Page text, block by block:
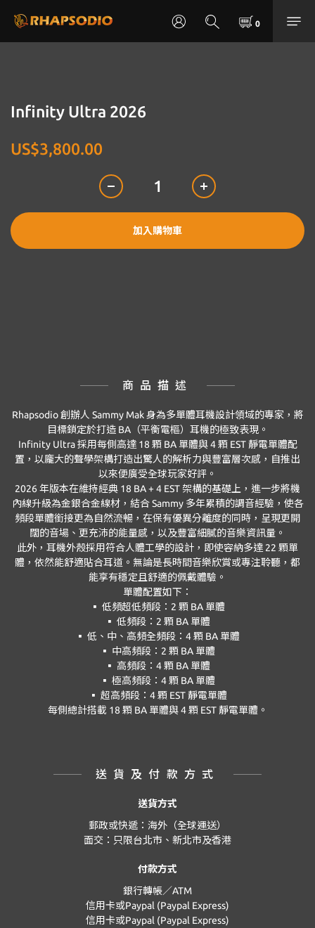
Infinity Ultra 2026
US$3,800.00
加入購物車
商品描述
Rhapsodio 創辦人 Sammy Mak 身為多單體耳機設計領域的專家，將
目標鎖定於打造 BA（平衡電樞）耳機的極致表現。
Infinity Ultra 採用每側高達 18 顆 BA 單體與 4 顆 EST 靜電單體配
置，以龐大的聲學架構打造出驚人的解析力與豐富層次感，自推出
以來便廣受全球玩家好評。
2026 年版本在維持經典 18 BA + 4 EST 架構的基礎上，進一步將機
內線升級為金銀合金線材，結合 Sammy 多年累積的調音經驗，使各
頻段單體銜接更為自然流暢，在保有優異分離度的同時，呈現更開
闊的音場、更充沛的能量感，以及豐富細膩的音樂資訊量。
此外，耳機外殼採用符合人體工學的設計，即使容納多達 22 顆單
體，依然能舒適貼合耳道。無論是長時間音樂欣賞或專注聆聽，都
能享有穩定且舒適的佩戴體驗。
單體配置如下：
▪ 低頻超低頻段：2 顆 BA 單體
▪ 低頻段：2 顆 BA 單體
▪ 低、中、高頻全頻段：4 顆 BA 單體
▪ 中高頻段：2 顆 BA 單體
▪ 高頻段：4 顆 BA 單體
▪ 極高頻段：4 顆 BA 單體
▪ 超高頻段：4 顆 EST 靜電單體
每側總計搭載 18 顆 BA 單體與 4 顆 EST 靜電單體。
送貨及付款方式
送貨方式
郵政或快遞：海外（全球運送）
面交：只限台北市、新北市及香港
付款方式
銀行轉帳／ATM
信用卡或Paypal (Paypal Express)
信用卡或Paypal (Paypal Express)